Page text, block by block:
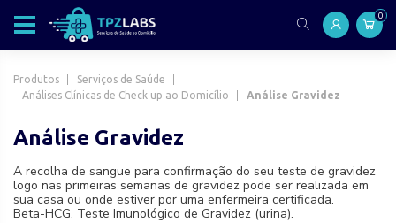
0
Produtos
Serviços de Saúde
Análises Clínicas de Check up ao Domicílio
Análise Gravidez
Análise Gravidez
A recolha de sangue para confirmação do seu teste de gravidez
logo nas primeiras semanas de gravidez pode ser realizada em
sua casa ou onde estiver por uma enfermeira certificada.
Beta-HCG, Teste Imunológico de Gravidez (urina).